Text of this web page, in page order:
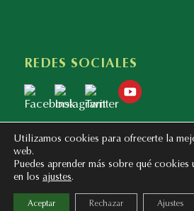
REDES SOCIALES
Copyright © 2020 - 2023 Colegio Bilingüe Atalaya.
Utilizamos cookies para ofrecerte la
web.
Puedes aprender más sobre qué
en los ajustes.
Aceptar Rechazar Ajustes